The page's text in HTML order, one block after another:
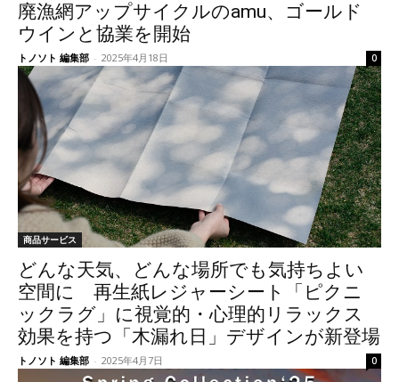
廃漁網アップサイクルのamu、ゴールド
ウインと協業を開始
トノソト 編集部 - 2025年4月18日 0
商品サービス
どんな天気、どんな場所でも気持ちよい
空間に 再生紙レジャーシート「ピクニ
ックラグ」に視覚的・心理的リラックス
効果を持つ「木漏れ日」デザインが新登場
トノソト 編集部 - 2025年4月7日 0